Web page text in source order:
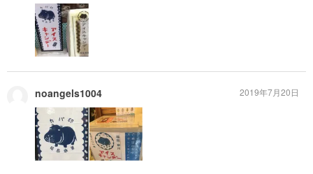
noangels1004 2019年7月20日